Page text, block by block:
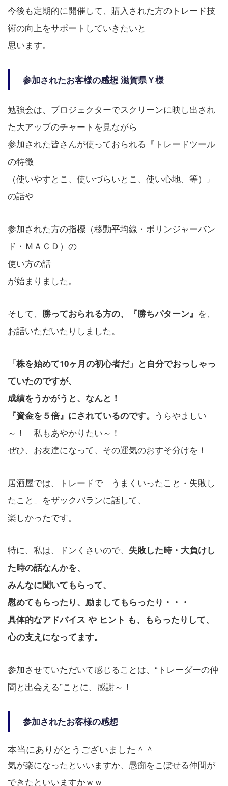
今後も定期的に開催して、購入された方のトレード技
術の向上をサポートしていきたいと
思います。
参加されたお客様の感想 滋賀県Ｙ様
勉強会は、プロジェクターでスクリーンに映し出され
た大アップのチャートを見ながら
参加された皆さんが使っておられる『トレードツール
の特徴
（使いやすとこ、使いづらいとこ、使い心地、等）』
の話や
参加された方の指標（移動平均線・ボリンジャーバン
ド・ＭＡＣＤ）の
使い方の話
が始まりました。
そして、 勝っておられる方の、『勝ちパターン』 を、
お話いただいたりしました。
「株を始めて10ヶ月の初心者だ」と自分でおっしゃっ
ていたのですが、
成績をうかがうと、なんと！
『資金を５倍』にされているのです。 うらやましい
～！ 私もあやかりたい～！
ぜひ、お友達になって、その運気のおすそ分けを！
居酒屋では、トレードで「うまくいったこと・失敗し
たこと」をザックバランに話して、
楽しかったです。
特に、私は、ドンくさいので、 失敗した時・大負けし
た時の話なんかを、
みんなに聞いてもらって、
慰めてもらったり、励ましてもらったり・・・
具体的なアドバイス や ヒント も、もらったりして、
心の支えになってます。
参加させていただいて感じることは、“トレーダーの仲
間と出会える”ことに、感謝～！
参加されたお客様の感想
本当にありがとうございました＾＾
気が楽になったといいますか、愚痴をこぼせる仲間が
できたといいますかｗｗ